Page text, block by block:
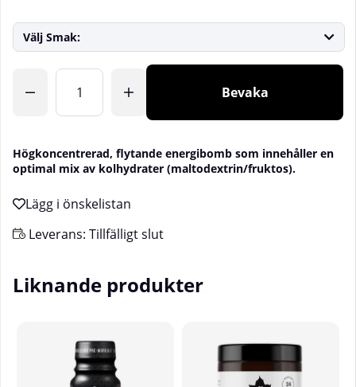
Välj Smak:
Bevaka
Högkoncentrerad, flytande energibomb som innehåller en
optimal mix av kolhydrater (maltodextrin/fruktos).
Leverans: Tillfälligt slut
Liknande produkter